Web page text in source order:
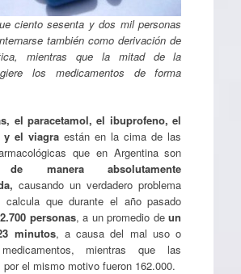
ciento sesenta y dos mil personas
también como derivación de
mientras que la mitad de la
los medicamentos de forma
el paracetamol, el ibuprofeno, el
y el viagraestán en la cima de las
que en Argentina son
de manera absolutamente
causando un verdadero problema
calcula que durante el año pasado
personas, a un promedio deun
minutos, a causa del mal uso o
mientras que las
por el mismo motivo fueron 162.000.